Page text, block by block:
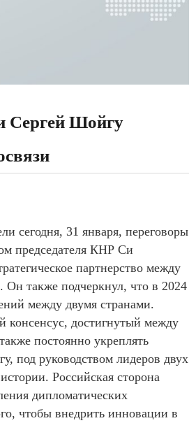
Сергей Шойгу
сегодня, 31 января, переговоры
председателя КНР Си
партнерство между
Он также подчеркнул, что в 2024
между двумя странами.
консенсус, достигнутый между
постоянно укреплять
под руководством лидеров двух
Российская сторона
дипломатических
чтобы внедрить инновации в